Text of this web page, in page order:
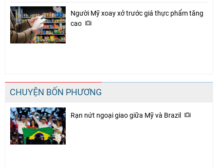
Người Mỹ xoay xở trước giá thực phẩm tăng
cao
CHUYỆN BỐN PHƯƠNG
Rạn nứt ngoại giao giữa Mỹ và Brazil